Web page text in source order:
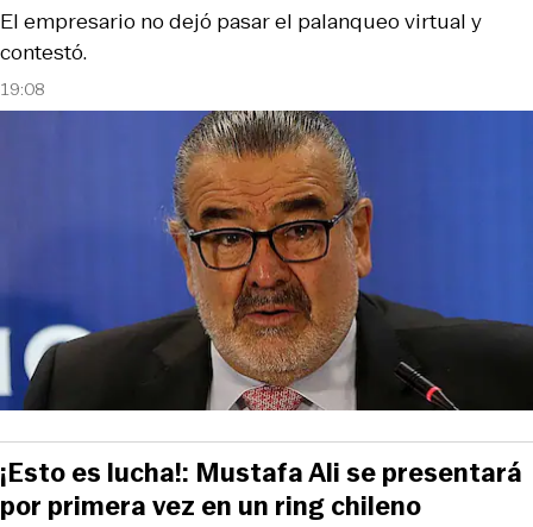
19:08
El empresario no dejó pasar el palanqueo virtual y
contestó.
¡Esto es lucha!: Mustafa Ali se presentará
por primera vez en un ring chileno